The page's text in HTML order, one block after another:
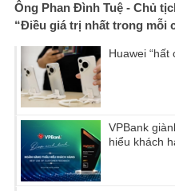
Ông Phan Đình Tuệ - Chủ
“Điều giá trị nhất trong mỗi
Huawei “hất
VPBank
hiểu khách